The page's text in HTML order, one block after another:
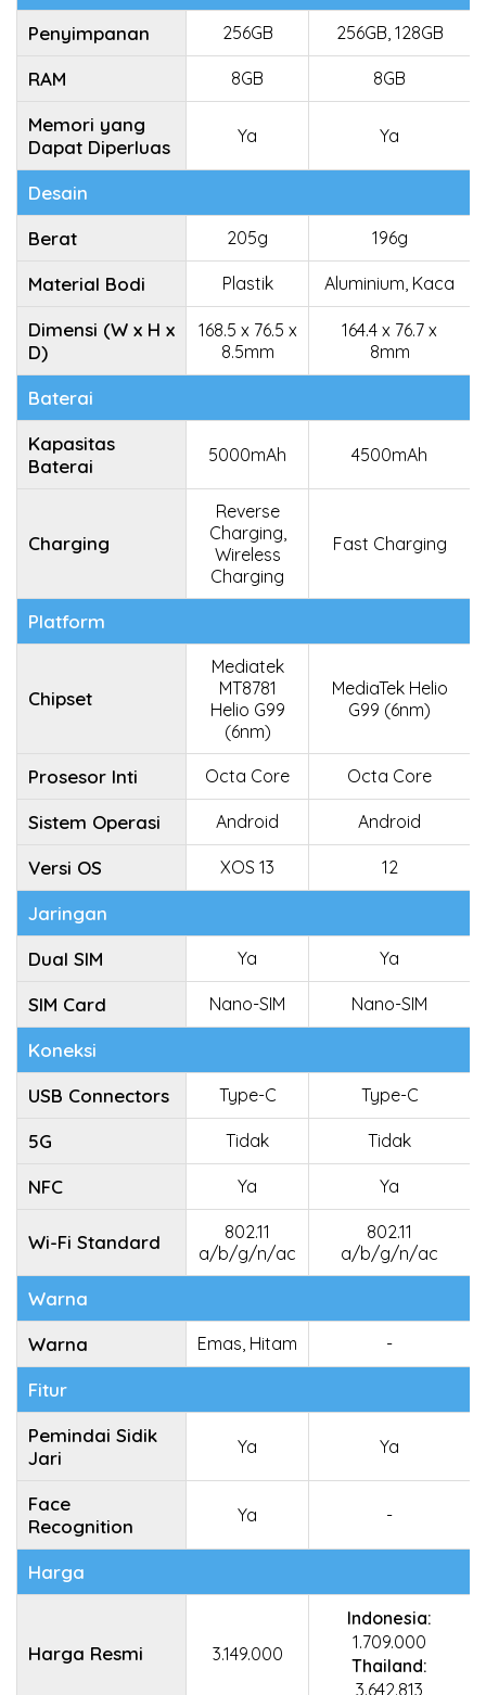
Penyimpanan
256GB 256GB, 128GB
RAM 8GB 8GB
Memori yang
Dapat Diperluas
Ya Ya
Desain
Berat
205g 196g
Material Bodi Plastik Aluminium, Kaca
Dimensi (W x H x
D)
168.5 x 76.5 x
8.5mm
164.4 x 76.7 x
8mm
Baterai
Kapasitas
Baterai
5000mAh 4500mAh
Charging
Reverse
Charging,
Wireless
Charging
Fast Charging
Platform
Chipset
Mediatek
MT8781
Helio G99
(6nm)
MediaTek Helio
G99 (6nm)
Prosesor Inti Octa Core Octa Core
Sistem Operasi Android Android
Versi OS XOS 13 12
Jaringan
Dual SIM
Ya Ya
SIM Card Nano-SIM Nano-SIM
Koneksi
USB Connectors
Type-C Type-C
5G Tidak Tidak
NFC Ya Ya
Wi-Fi Standard
802.11
a/b/g/n/ac
802.11
a/b/g/n/ac
Warna
Warna
Emas, Hitam -
Fitur
Pemindai Sidik
Jari
Ya Ya
Face
Recognition
Ya -
Harga
Harga Resmi 3.149.000
Indonesia:
1.709.000
Thailand:
3.642.813